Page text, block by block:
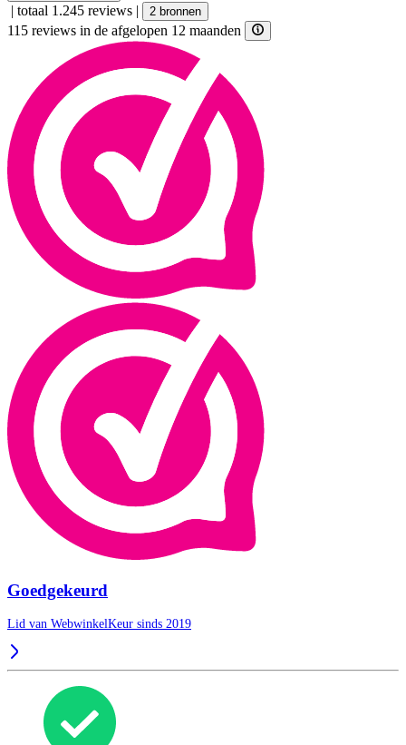
| totaal 1.245 reviews | 2 bronnen
115 reviews in de afgelopen 12 maanden
Goedgekeurd
Lid van WebwinkelKeur sinds 2019